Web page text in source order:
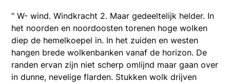
“ W- wind. Windkracht 2. Maar gedeeltelijk helder. In
het noorden en noordoosten torenen hoge wolken
diep de hemelkoepel in. In het zuiden en westen
hangen brede wolkenbanken vanaf de horizon. De
randen ervan zijn niet scherp omlijnd maar gaan over
in dunne, nevelige flarden. Stukken wolk drijven